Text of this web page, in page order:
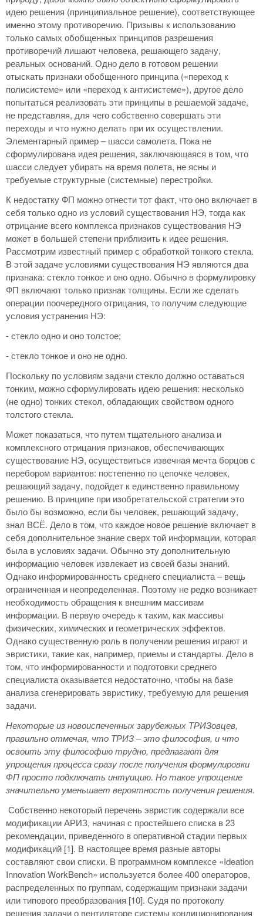
идею решения (принципиальное решение), соответствующее
именно этому противоречию. Призывы к использованию
только самых обобщенных принципов разрешения
противоречий лишают человека, решающего задачу,
реальных оснований. Одно дело в готовом решении
отыскать признаки обобщенного принципа («переход к
полисистеме» или «переход к антисистеме»), другое дело
попытаться реализовать эти принципы в решаемой задаче,
не представляя, для чего собственно совершать эти
переходы и что нужно делать при их осуществлении.
Элементарный пример – шасси самолета. Пока не
сформулирована идея решения, заключающаяся в том, что
шасси следует убирать на время полета, не ясны и
требуемые структурные (системные) перестройки.
К недостатку ФП можно отнести тот факт, что оно включает в
себя только одно из условий существования НЭ, тогда как
отрицание всего комплекса признаков существования НЭ
может в большей степени приблизить к идее решения.
Рассмотрим известный пример с обработкой тонкого стекла.
В этой задаче условиями существования НЭ являются два
признака: стекло тонкое и оно одно. Обычно в формулировку
ФП включают только признак толщины. Если же сделать
операции поочередного отрицания, то получим следующие
условия устранения НЭ:
- стекло одно и оно толстое;
- стекло тонкое и оно не одно.
Поскольку по условиям задачи стекло должно оставаться
тонким, можно сформулировать идею решения: несколько
(не одно) тонких стекол, обладающих свойством одного
толстого стекла.
Может показаться, что путем тщательного анализа и
комплексного отрицания признаков, обеспечивающих
существование НЭ, осуществиться извечная мечта борцов с
перебором вариантов: постепенно по цепочке человек,
решающий задачу, подойдет к единственно правильному
решению. В принципе при изобретательской стратегии это
было бы возможно, если бы человек, решающий задачу,
знал ВСЁ. Дело в том, что каждое новое решение включает в
себя дополнительное знание сверх той информации, которая
была в условиях задачи. Обычно эту дополнительную
информацию человек извлекает из своей базы знаний.
Однако информированность среднего специалиста – вещь
ограниченная и неопределенная. Поэтому не редко возникает
необходимость обращения к внешним массивам
информации. В первую очередь к таким, как массивы
физических, химических и геометрических эффектов.
Однако существенную роль в получении решения играют и
эвристики, такие как, например, приемы и стандарты. Дело в
том, что информированности и подготовки среднего
специалиста оказывается недостаточно, чтобы на базе
анализа сгенерировать эвристику, требуемую для решения
задачи.
Некоторые из новоиспеченных зарубежных ТРИЗовцев,
правильно отмечая, что ТРИЗ – это философия, и что
освоить эту философию трудно, предлагают для
упрощения процесса сразу после получения формулировки
ФП просто подключать интуицию. Но такое упрощение
значительно уменьшает вероятность получения решения.
Собственно некоторый перечень эвристик содержали все
модификации АРИЗ, начиная с простейшего списка в 23
рекомендации, приведенного в оперативной стадии первых
модификаций [1]. В настоящее время разные авторы
составляют свои списки. В программном комплексе «Ideation
Innovation WorkBench» используется более 400 операторов,
распределенных по группам, содержащим признаки задачи
или типового преобразования [10]. Судя по протоколу
решения задачи о вентиляторе системы кондиционирования